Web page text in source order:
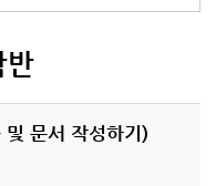
반
문서 작성하기)